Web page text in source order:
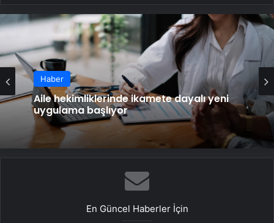
Haber
Aile hekimliklerinde ikamete dayalı yeni
uygulama başlıyor
En Güncel Haberler İçin